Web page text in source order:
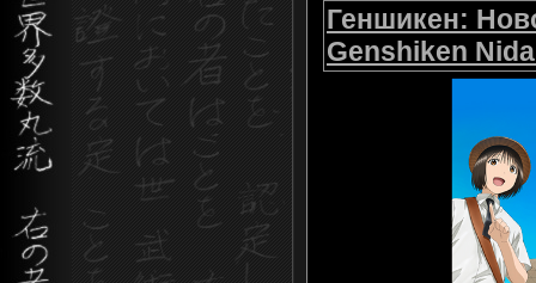
Геншикен:
Genshiken